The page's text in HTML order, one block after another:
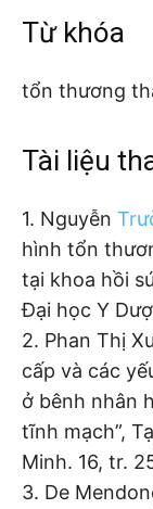
Từ khóa
tổn thương
Tài liệu
1. Nguyễn
hình tổn
tại khoa hồi
Đại học Y
2. Phan Thị
cấp và các
ở bênh nhân
tĩnh mạch”,
Minh. 16, tr.
3. De